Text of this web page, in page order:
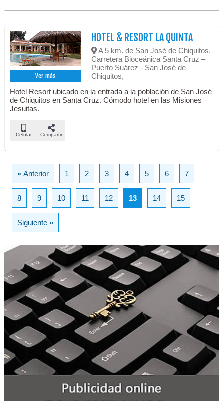
Ver más
HOTEL & RESORT LA QUINTA
A 5 km. de San José de Chiquitos,
Carretera Bioceánica Santa Cruz –
Puerto Suárez - San José de
Chiquitos,
Hotel Resort ubicado en la entrada a la población de San José
de Chiquitos en Santa Cruz. Cómodo hotel en las Misiones
Jesuitas.
Celular Compartir
«Anterior 1 2 3 4 5 6 7
8 9 10 11 12 13 14 15
Siguiente»